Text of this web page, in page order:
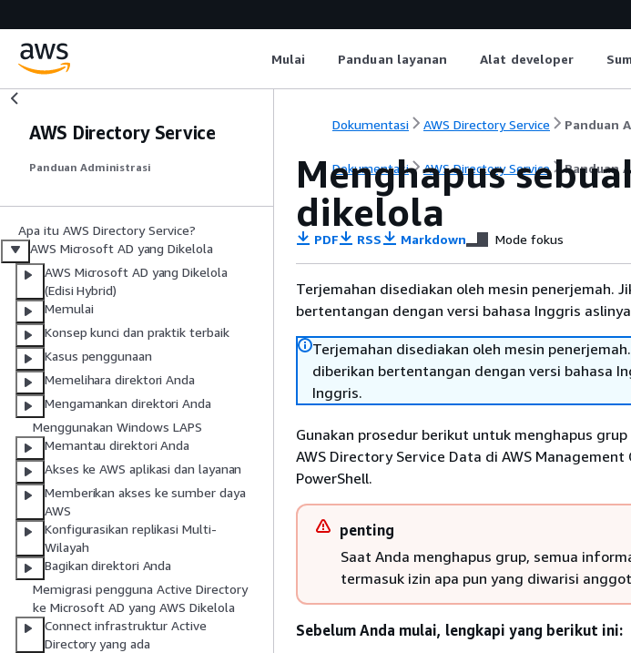
Mulai Panduan layanan Alat developer
AWS Directory Service
Panduan Administrasi
Apa itu AWS Directory Service?
AWS Microsoft AD yang Dikelola
AWS Microsoft AD yang Dikelola
(Edisi Hybrid)
Memulai
Konsep kunci dan praktik terbaik
Kasus penggunaan
Memelihara direktori Anda
Mengamankan direktori Anda
Menggunakan Windows LAPS
Memantau direktori Anda
Akses ke AWS aplikasi dan layanan
Memberikan akses ke sumber daya
AWS
Konfigurasikan replikasi Multi-
Wilayah
Bagikan direktori Anda
Memigrasi pengguna Active Directory
ke Microsoft AD yang AWS Dikelola
Connect infrastruktur Active
Directory yang ada
Dokumentasi AWS Directory Service Panduan
Dokumentasi AWS Directory Service Panduan
Menghapus
dikelola
PDF RSS Markdown Mode fokus
Terjemahan disediakan oleh mesin penerjemah.
bertentangan dengan versi bahasa Inggris
Terjemahan disediakan oleh mesin
diberikan bertentangan dengan versi bahasa
Inggris.
Gunakan prosedur berikut untuk menghapus
AWS Directory Service Data di AWS Management
PowerShell.
penting
Saat Anda menghapus grup, semua
termasuk izin apa pun yang diwarisi
Sebelum Anda mulai, lengkapi yang berikut ini: